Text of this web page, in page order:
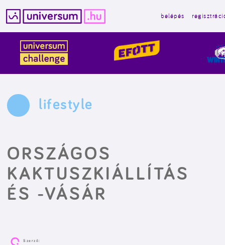
tartalomba
belépés
lifestyle
ORSZÁGOS
KAKTUSZKIÁLLÍTÁS
ÉS -VÁSÁR
Szerző: